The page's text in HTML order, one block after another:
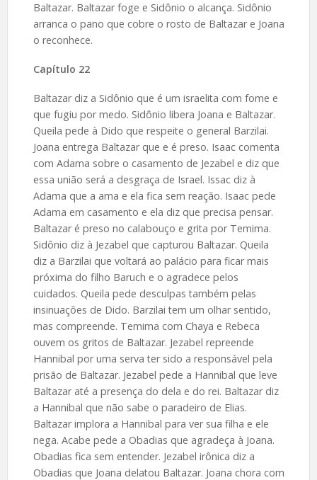
Baltazar. Baltazar foge e Sidônio o alcança. Sidônio
arranca o pano que cobre o rosto de Baltazar e Joana
o reconhece.
Capítulo 22
Baltazar diz a Sidônio que é um israelita com fome e
que fugiu por medo. Sidônio libera Joana e Baltazar.
Queila pede à Dido que respeite o general Barzilai.
Joana entrega Baltazar que e é preso. Isaac comenta
com Adama sobre o casamento de Jezabel e diz que
essa união será a desgraça de Israel. Issac diz à
Adama que a ama e ela fica sem reação. Isaac pede
Adama em casamento e ela diz que precisa pensar.
Baltazar é preso no calabouço e grita por Temima.
Sidônio diz à Jezabel que capturou Baltazar. Queila
diz a Barzilai que voltará ao palácio para ficar mais
próxima do filho Baruch e o agradece pelos
cuidados. Queila pede desculpas também pelas
insinuações de Dido. Barzilai tem um olhar sentido,
mas compreende. Temima com Chaya e Rebeca
ouvem os gritos de Baltazar. Jezabel repreende
Hannibal por uma serva ter sido a responsável pela
prisão de Baltazar. Jezabel pede a Hannibal que leve
Baltazar até a presença do dela e do rei. Baltazar diz
a Hannibal que não sabe o paradeiro de Elias.
Baltazar implora a Hannibal para ver sua filha e ele
nega. Acabe pede a Obadias que agradeça à Joana.
Obadias fica sem entender. Jezabel irônica diz a
Obadias que Joana delatou Baltazar. Joana chora com